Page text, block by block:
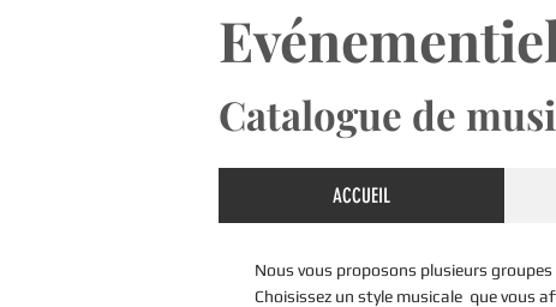
Catalogue de musi
ACCUEIL
Nous vous proposons plusieurs
Choisissez un style musicale que vous